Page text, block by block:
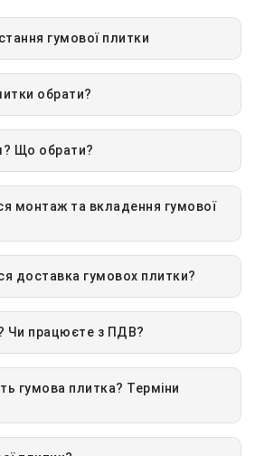
гумової плитки
обрати?
Що обрати?
монтаж та вкладення гумової
доставка гумовох плитки?
Чи працюєте з ПДВ?
гумова плитка? Терміни